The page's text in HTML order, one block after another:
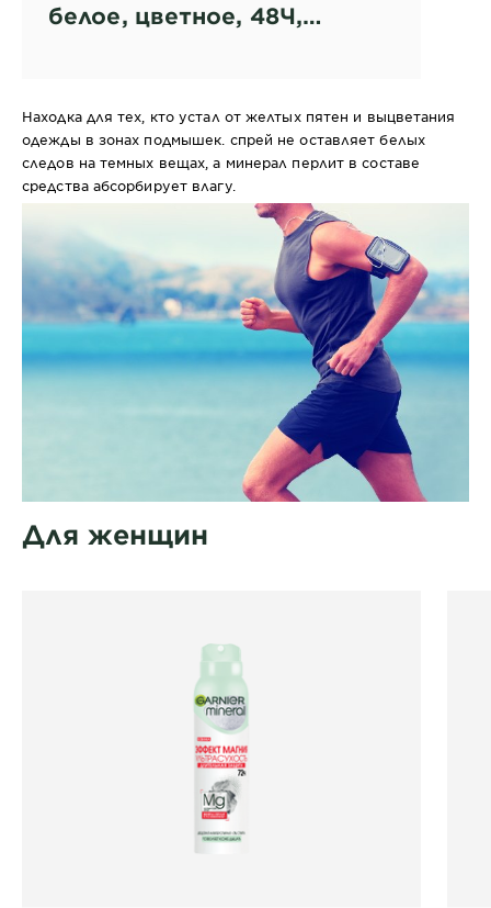
белое, цветное, 48Ч,
мужчин
Находка для тех, кто устал от желтых пятен и выцветания
одежды в зонах подмышек. спрей не оставляет белых
следов на темных вещах, а минерал перлит в составе
средства абсорбирует влагу.
Для женщин